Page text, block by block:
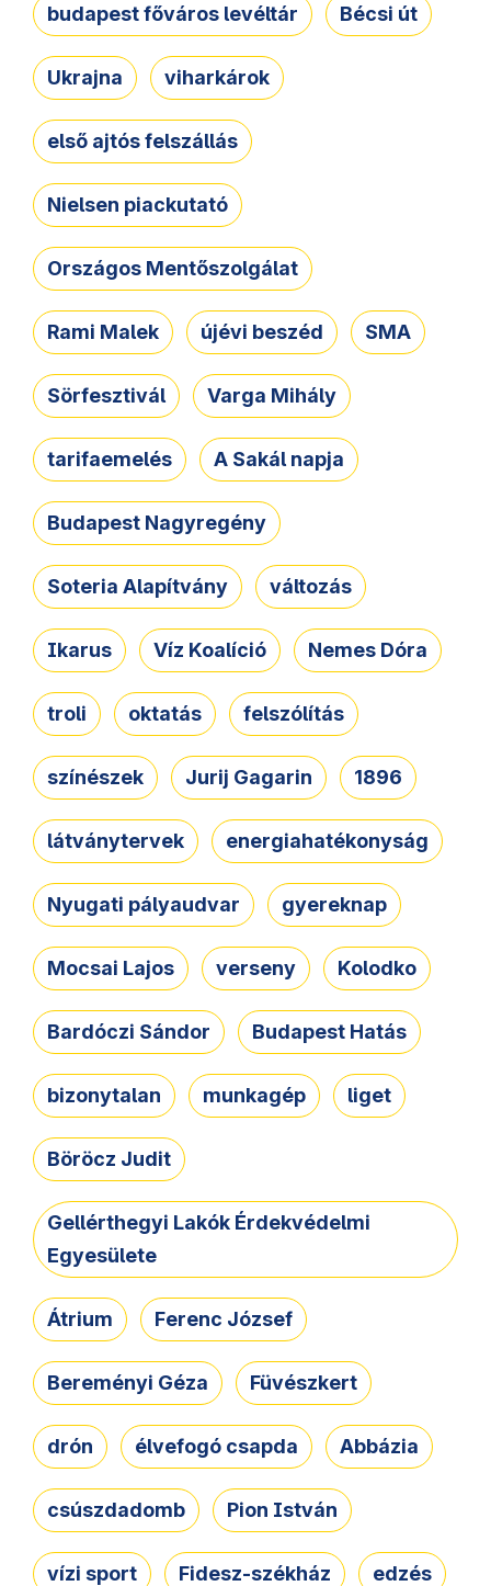
budapest főváros levéltár Bécsi út
Ukrajna viharkárok
első ajtós felszállás
Nielsen piackutató
Országos Mentőszolgálat
Rami Malek újévi beszéd SMA
Sörfesztivál Varga Mihály
tarifaemelés A Sakál napja
Budapest Nagyregény
Soteria Alapítvány változás
Ikarus Víz Koalíció Nemes Dóra
troli oktatás felszólítás
színészek Jurij Gagarin 1896
látványtervek energiahatékonyság
Nyugati pályaudvar gyereknap
Mocsai Lajos verseny Kolodko
Bardóczi Sándor Budapest Hatás
bizonytalan munkagép liget
Böröcz Judit
Gellérthegyi Lakók Érdekvédelmi
Egyesülete
Átrium Ferenc József
Bereményi Géza Füvészkert
drón élvefogó csapda Abbázia
csúszdadomb Pion István
vízi sport Fidesz-székház edzés